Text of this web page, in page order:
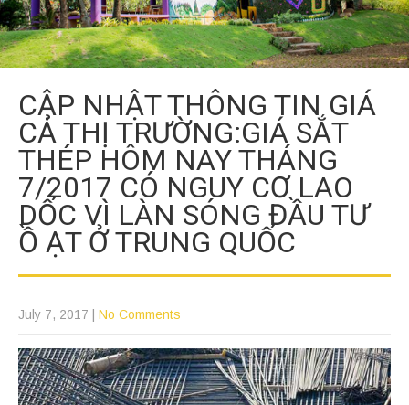
CẬP NHẬT THÔNG TIN GIÁ
CẢ THỊ TRƯỜNG:GIÁ SẮT
THÉP HÔM NAY THÁNG
7/2017 CÓ NGUY CƠ LAO
DỐC VÌ LÀN SÓNG ĐẦU TƯ
Ồ ẠT Ở TRUNG QUỐC
July 7, 2017 No Comments